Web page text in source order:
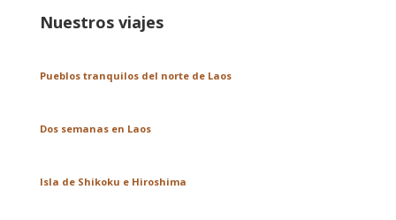
Nuestros viajes
Pueblos tranquilos del norte de Laos
Dos semanas en Laos
Isla de Shikoku e Hiroshima